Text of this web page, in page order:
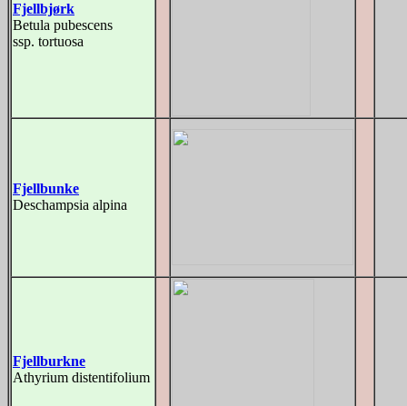
Fjellbjørk
Betula pubescens
ssp. tortuosa
Fjellbunke
Deschampsia alpina
Fjellburkne
Athyrium distentifolium